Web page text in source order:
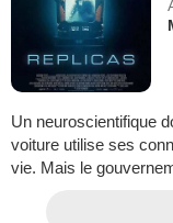
Un neuroscientifique
voiture utilise ses
vie. Mais le